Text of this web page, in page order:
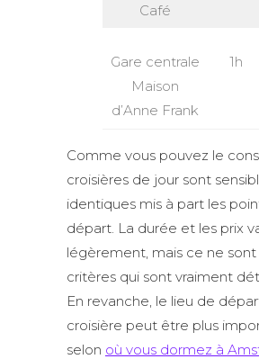
Café
Gare centrale
Maison
d’Anne Frank
1h
Comme vous pouvez le
croisières de jour sont
identiques mis à part les
départ. La durée et les prix
légèrement, mais ce ne sont
critères qui sont vraiment
En revanche, le lieu de
croisière peut être plus
selon où vous dormez à